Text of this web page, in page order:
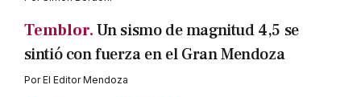
Temblor.Un sismo de magnitud 4,5 se
sintió con fuerza en el Gran Mendoza
PorEl Editor Mendoza